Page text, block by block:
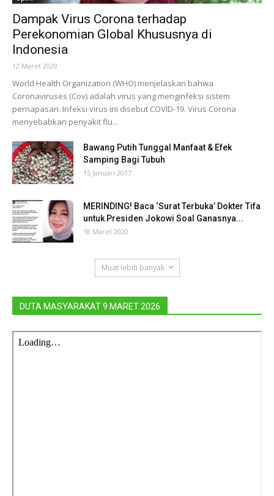
Dampak Virus Corona terhadap
Perekonomian Global Khususnya di
Indonesia
12 Maret 2020
World Health Organization (WHO) menjelaskan bahwa
Coronaviruses (Cov) adalah virus yang menginfeksi sistem
pernapasan. Infeksi virus ini disebut COVID-19. Virus Corona
menyebabkan penyakit flu...
Bawang Putih Tunggal Manfaat & Efek
Samping Bagi Tubuh
15 Januari 2017
MERINDING! Baca ‘Surat Terbuka’ Dokter Tifa
untuk Presiden Jokowi Soal Ganasnya...
18 Maret 2020
Muat lebih banyak
DUTA MASYARAKAT 9 MARET 2026